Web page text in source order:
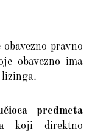
obavezno pravno
obavezno ima
lizinga.
predmeta
koji direktno